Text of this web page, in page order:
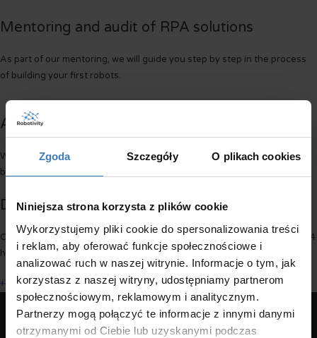
Zgoda Szczegóły O plikach cookies
Niniejsza strona korzysta z plików cookie
Wykorzystujemy pliki cookie do spersonalizowania treści
i reklam, aby oferować funkcje społecznościowe i
analizować ruch w naszej witrynie. Informacje o tym, jak
korzystasz z naszej witryny, udostępniamy partnerom
społecznościowym, reklamowym i analitycznym.
Partnerzy mogą połączyć te informacje z innymi danymi
otrzymanymi od Ciebie lub uzyskanymi podczas
Mentoring and audit of RPA solutions
As part of our mentoring, we will guide you step by step in the process
of building your first robots.
Additional scope of cooperation
We help in choosing properly matched UiPath licenses that meet all
business requirements.
Do you have any additional questions?
Call us today or write an e-mail (info@robotivity.pl). We will reply within 24
hours!
+48-690-020-576